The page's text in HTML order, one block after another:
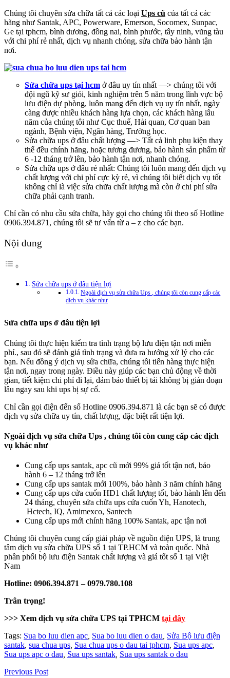
Chúng tôi chuyên sửa chữa tất cả các loại Ups cũ của tất cả các
hãng như Santak, APC, Powerware, Emerson, Socomex, Sunpac,
Ge tại tphcm, bình dương, đồng nai, bình phước, tây ninh, vũng tàu
với chi phí rẻ nhất, dịch vụ nhanh chóng, sửa chữa bảo hành tận
nơi.
Sửa chữa ups tại hcm ở đâu uy tín nhất —> chúng tôi với
đội ngũ kỹ sư giỏi, kinh nghiệm trên 5 năm trong lĩnh vực bộ
lưu điện dự phòng, luôn mang đến dịch vụ uy tín nhất, ngày
càng được nhiều khách hàng lựa chọn, các khách hàng lâu
năm của chúng tôi như Cục thuế, Hải quan, Cơ quan ban
ngành, Bệnh viện, Ngân hàng, Trường học.
Sửa chữa ups ở đâu chất lượng —> Tất cả linh phụ kiện thay
thế đều chính hãng, hoặc tương đương, bảo hành sản phẩm từ
6 -12 tháng trở lên, bảo hành tận nơi, nhanh chóng.
Sửa chữa ups ở đâu rẻ nhất: Chúng tôi luôn mang đến dịch vụ
chất lượng với chi phí cực kỳ rẻ, vì chúng tôi biết dịch vụ tốt
không chỉ là việc sửa chữa chất lượng mà còn ở chi phí sửa
chữa phải cạnh tranh.
Chỉ cần có nhu cầu sửa chữa, hãy gọi cho chúng tôi theo số Hotline
0906.394.871, chúng tôi sẽ tư vấn từ a – z cho các bạn.
Nội dung
Sửa chữa ups ở đâu tiện lợi
Ngoài dịch vụ sửa chữa Ups , chúng tôi còn cung cấp các
dịch vụ khác như
Sửa chữa ups ở đâu tiện lợi
Chúng tôi thực hiện kiểm tra tình trạng bộ lưu điện tận nơi miễn
phí., sau đó sẽ đánh giá tình trạng và đưa ra hướng xử lý cho các
bạn. Nếu đồng ý dịch vụ sửa chữa, chúng tôi tiến hàng thực hiện
tận nơi, ngay trong ngày. Điều này giúp các bạn chủ động về thời
gian, tiết kiệm chi phí đi lại, đảm bảo thiết bị tải không bị gián đoạn
lâu ngay sau khi ups bị sự cố.
Chỉ cần gọi điện đến số Hotline 0906.394.871 là các bạn sẽ có được
dịch vụ sửa chữa uy tín, chất lượng, đặc biệt rất tiện lợi.
Ngoài dịch vụ sửa chữa Ups , chúng tôi còn cung cấp các dịch
vụ khác như
Cung cấp ups santak, apc cũ mới 99% giá tốt tận nơi, bảo
hành 6 – 12 tháng trở lên
Cung cấp ups santak mới 100%, bảo hành 3 năm chính hãng
Cung cấp ups cửa cuốn HD1 chất lượng tốt, bảo hành lên đến
24 tháng, chuyên sửa chữa ups cửa cuốn Yh, Hanotech,
Hctech, IQ, Amimexco, Santech
Cung cấp ups mới chính hãng 100% Santak, apc tận nơi
Chúng tôi chuyên cung cấp giải pháp về nguồn điện UPS, là trung
tâm dịch vụ sửa chữa UPS số 1 tại TP.HCM và toàn quốc. Nhà
phân phối bộ lưu điện Santak chất lượng và giá tốt số 1 tại Việt
Nam
Hotline: 0906.394.871 – 0979.780.108
Trân trọng!
>>> Xem dịch vụ sửa chữa UPS tại TPHCM tại đây
Tags: Sua bo luu dien apc Sua bo luu dien o dau Sửa Bộ lưu điện
santak sua chua ups Sua chua ups o dau tai tphcm Sua ups apc
Sua ups apc o dau Sua ups santak Sua ups santak o dau
Previous Post